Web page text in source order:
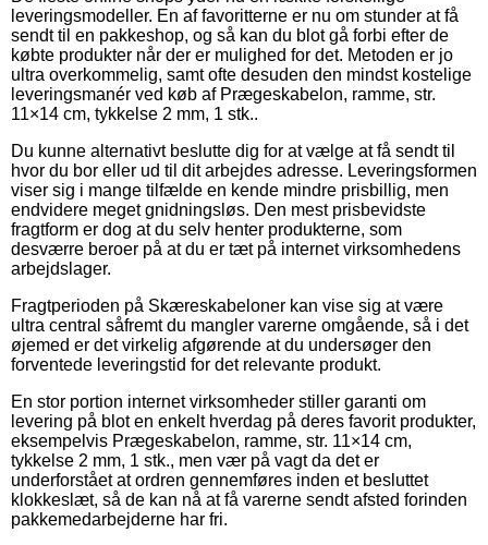
leveringsmodeller. En af favoritterne er nu om stunder at få
sendt til en pakkeshop, og så kan du blot gå forbi efter de
købte produkter når der er mulighed for det. Metoden er jo
ultra overkommelig, samt ofte desuden den mindst kostelige
leveringsmanér ved køb af Prægeskabelon, ramme, str.
11×14 cm, tykkelse 2 mm, 1 stk..
Du kunne alternativt beslutte dig for at vælge at få sendt til
hvor du bor eller ud til dit arbejdes adresse. Leveringsformen
viser sig i mange tilfælde en kende mindre prisbillig, men
endvidere meget gnidningsløs. Den mest prisbevidste
fragtform er dog at du selv henter produkterne, som
desværre beroer på at du er tæt på internet virksomhedens
arbejdslager.
Fragtperioden på Skæreskabeloner kan vise sig at være
ultra central såfremt du mangler varerne omgående, så i det
øjemed er det virkelig afgørende at du undersøger den
forventede leveringstid for det relevante produkt.
En stor portion internet virksomheder stiller garanti om
levering på blot en enkelt hverdag på deres favorit produkter,
eksempelvis Prægeskabelon, ramme, str. 11×14 cm,
tykkelse 2 mm, 1 stk., men vær på vagt da det er
underforstået at ordren gennemføres inden et besluttet
klokkeslæt, så de kan nå at få varerne sendt afsted forinden
pakkemedarbejderne har fri.